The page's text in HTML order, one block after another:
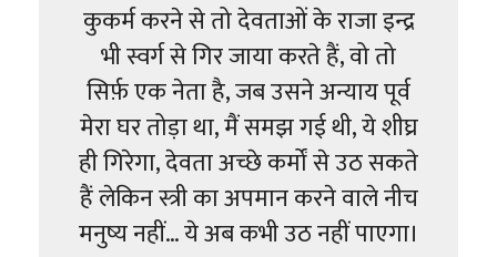
कुकर्म करने से तो देवताओं के राजा इन्द्र
भी स्वर्ग से गिर जाया करते हैं, वो तो
सिर्फ़ एक नेता है, जब उसने अन्याय पूर्व
मेरा घर तोड़ा था, मैं समझ गई थी, ये शीघ्र
ही गिरेगा, देवता अच्छे कर्मों से उठ सकते
हैं लेकिन स्त्री का अपमान करने वाले नीच
मनुष्य नहीं… ये अब कभी उठ नहीं पाएगा।